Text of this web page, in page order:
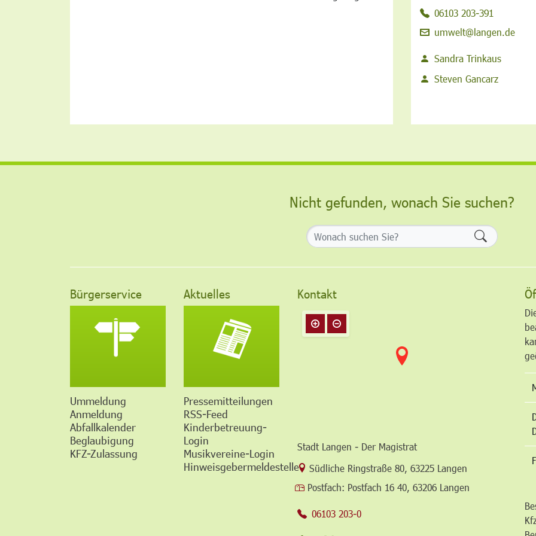
06103 203-391
umwelt@langen.de
Sandra Trinkaus
Steven Gancarz
Nicht gefunden, wonach Sie suchen?
Bürgerservice
Ummeldung
Anmeldung
Abfallkalender
Beglaubigung
KFZ-Zulassung
Aktuelles
Pressemitteilungen
RSS-Feed
Kinderbetreuung-
Login
Musikvereine-Login
Hinweisgebermeldestelle
Kontakt
Stadt Langen - Der Magistrat
Link zur Google-Maps Navigation
Südliche Ringstraße 80, 63225 Langen
Postfach: Postfach 16 40, 63206 Langen
06103 203-0